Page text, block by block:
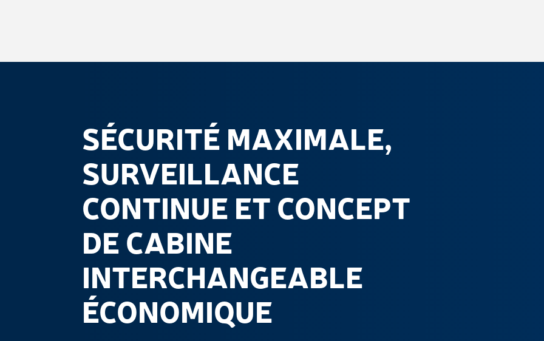
SÉCURITÉ MAXIMALE,
SURVEILLANCE
CONTINUE ET CONCEPT
DE CABINE
INTERCHANGEABLE
ÉCONOMIQUE